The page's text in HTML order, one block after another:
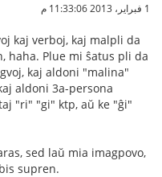
1 فبراير، 2013 11:33:06 م
kaj verboj, kaj malpli da
haha. Plue mi ŝatus pli da
kaj aldoni "malina"
aldoni 3a-persona
"ri" "gi" ktp, aŭ ke "ĝi"
sed laŭ mia imagpovo,
supren.